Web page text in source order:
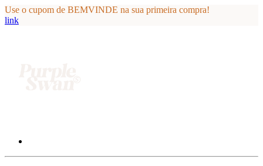
Use o cupom de BEMVINDE na sua primeira compra!
link